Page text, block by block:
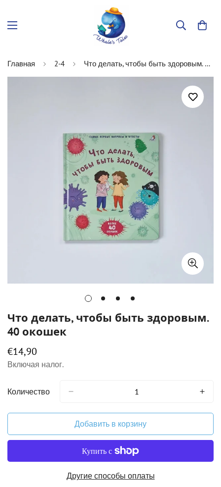
Главная 2-4 Что делать, чтобы быть здоровым. 40 окошек
Что делать, чтобы быть здоровым.
40 окошек
Обычная
цена
€14,90
Включая налог.
Количество
Добавить в корзину
Другие способы оплаты